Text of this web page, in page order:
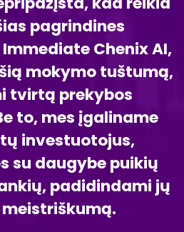
pagrindines
Chenix AI,
mokymo tuštumą,
tvirtą prekybos
to, mes įgaliname
investuotojus,
su daugybe puikių
padidindami jų